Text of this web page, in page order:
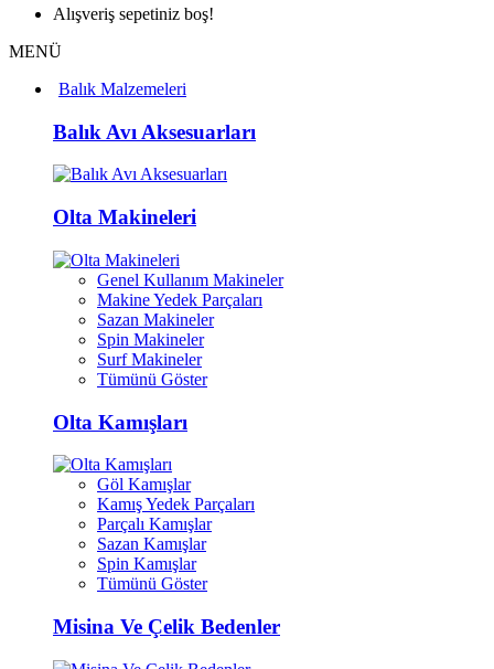
Alışveriş sepetiniz boş!
MENÜ
Balık Malzemeleri
Balık Avı Aksesuarları
Olta Makineleri
Genel Kullanım Makineler
Makine Yedek Parçaları
Sazan Makineler
Spin Makineler
Surf Makineler
Tümünü Göster
Olta Kamışları
Göl Kamışlar
Kamış Yedek Parçaları
Parçalı Kamışlar
Sazan Kamışlar
Spin Kamışlar
Tümünü Göster
Misina Ve Çelik Bedenler